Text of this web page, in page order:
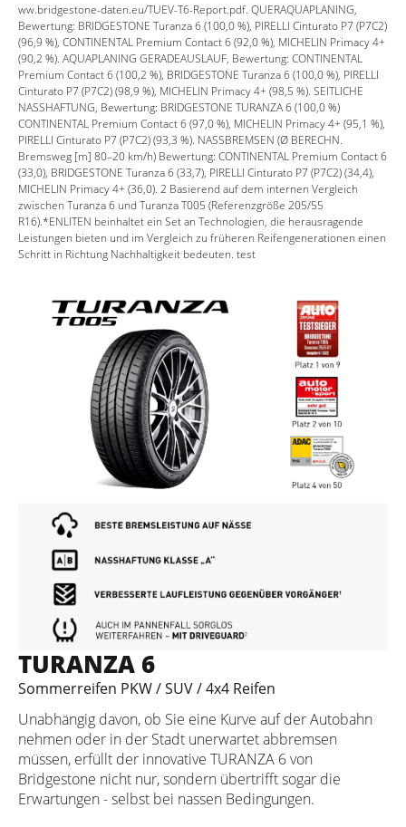
ww.bridgestone-daten.eu/TUEV-T6-Report.pdf. QUERAQUAPLANING,
Bewertung: BRIDGESTONE Turanza 6 (100,0 %), PIRELLI Cinturato P7 (P7C2)
(96,9 %), CONTINENTAL Premium Contact 6 (92,0 %), MICHELIN Primacy 4+
(90,2 %). AQUAPLANING GERADEAUSLAUF, Bewertung: CONTINENTAL
Premium Contact 6 (100,2 %), BRIDGESTONE Turanza 6 (100,0 %), PIRELLI
Cinturato P7 (P7C2) (98,9 %), MICHELIN Primacy 4+ (98,5 %). SEITLICHE
NASSHAFTUNG, Bewertung: BRIDGESTONE TURANZA 6 (100,0 %)
CONTINENTAL Premium Contact 6 (97,0 %), MICHELIN Primacy 4+ (95,1 %),
PIRELLI Cinturato P7 (P7C2) (93,3 %). NASSBREMSEN (Ø BERECHN.
Bremsweg [m] 80–20 km/h) Bewertung: CONTINENTAL Premium Contact 6
(33,0), BRIDGESTONE Turanza 6 (33,7), PIRELLI Cinturato P7 (P7C2) (34,4),
MICHELIN Primacy 4+ (36,0). 2 Basierend auf dem internen Vergleich
zwischen Turanza 6 und Turanza T005 (Referenzgröße 205/55
R16).*ENLITEN beinhaltet ein Set an Technologien, die herausragende
Leistungen bieten und im Vergleich zu früheren Reifengenerationen einen
Schritt in Richtung Nachhaltigkeit bedeuten. test
TURANZA 6
Sommerreifen PKW / SUV / 4x4 Reifen
Unabhängig davon, ob Sie eine Kurve auf der Autobahn
nehmen oder in der Stadt unerwartet abbremsen
müssen, erfüllt der innovative TURANZA 6 von
Bridgestone nicht nur, sondern übertrifft sogar die
Erwartungen - selbst bei nassen Bedingungen.